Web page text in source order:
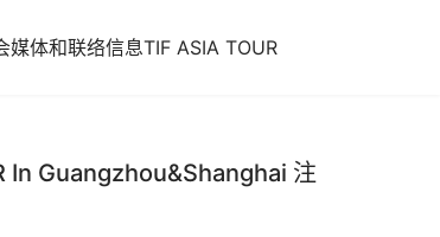
媒体和联络信息TIF ASIA TOUR
In Guangzhou&Shanghai 注